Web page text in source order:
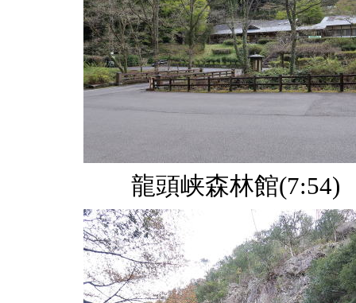
龍頭峡森林館(7:54)